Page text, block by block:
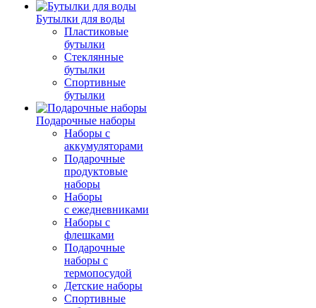
Бутылки для воды
Пластиковые
бутылки
Стеклянные
бутылки
Спортивные
бутылки
Подарочные наборы
Наборы с
аккумуляторами
Подарочные
продуктовые
наборы
Наборы
с ежедневниками
Наборы с
флешками
Подарочные
наборы с
термопосудой
Детские наборы
Спортивные